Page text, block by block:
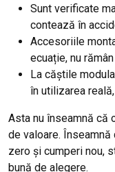
Sunt verificate
contează în
Accesoriile
ecuație, nu
La căștile
în utilizarea
Asta nu înseamnă că
de valoare.
zero și cumperi nou,
bună de alegere.